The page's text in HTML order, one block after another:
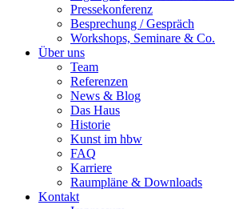
Pressekonferenz
Besprechung / Gespräch
Workshops, Seminare & Co.
Über uns
Team
Referenzen
News & Blog
Das Haus
Historie
Kunst im hbw
FAQ
Karriere
Raumpläne & Downloads
Kontakt